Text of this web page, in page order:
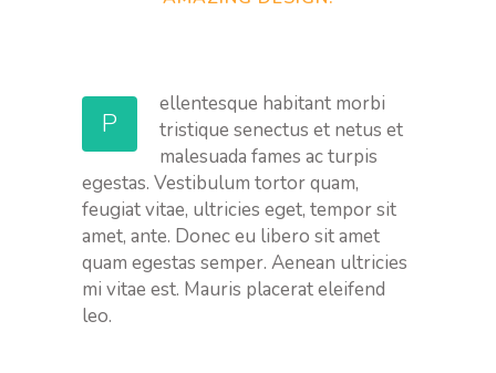
P
ellentesque habitant morbi
tristique senectus et netus et
malesuada fames ac turpis
egestas. Vestibulum tortor quam,
feugiat vitae, ultricies eget, tempor sit
amet, ante. Donec eu libero sit amet
quam egestas semper. Aenean ultricies
mi vitae est. Mauris placerat eleifend
leo.